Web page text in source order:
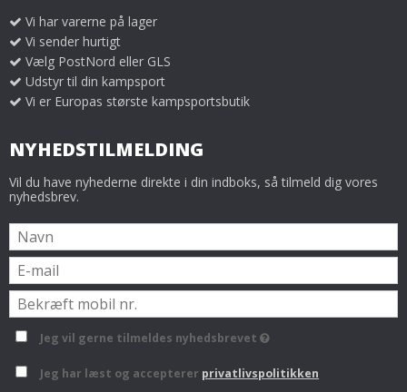
Vi har varerne på lager
Vi sender hurtigt
Vælg PostNord eller GLS
Udstyr til din kampsport
Vi er Europas største kampsportsbutik
NYHEDSTILMELDING
Vil du have nyhederne direkte i din indboks, så tilmeld dig vores
nyhedsbrev.
Jeg vil gerne tilmeldes nyhedsbrevet
Jeg har læst og accepterer privatlivspolitikken